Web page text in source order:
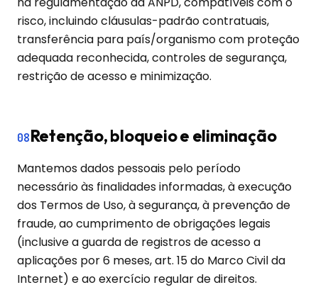
risco, incluindo cláusulas-padrão contratuais,
transferência para país/organismo com proteção
adequada reconhecida, controles de segurança,
restrição de acesso e minimização.
08Retenção, bloqueio e eliminação
Mantemos dados pessoais pelo período
necessário às finalidades informadas, à execução
dos Termos de Uso, à segurança, à prevenção de
fraude, ao cumprimento de obrigações legais
(inclusive a guarda de registros de acesso a
aplicações por 6 meses, art. 15 do Marco Civil da
Internet) e ao exercício regular de direitos.